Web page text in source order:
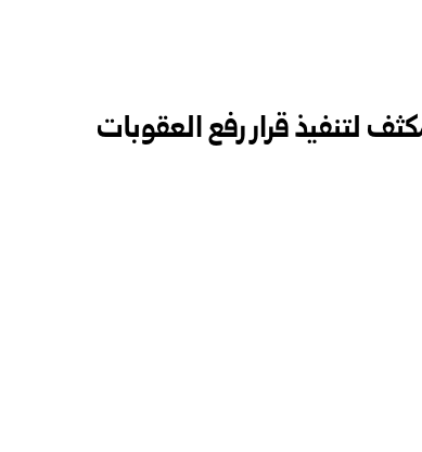
لتنفيذ قرار رفع العقوبات